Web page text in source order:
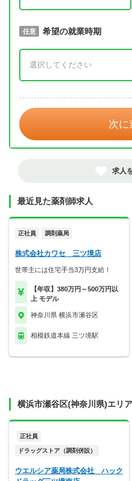
必須 取得予定年
任意 希望の就業時期
次に
求人
最近見た薬剤師求人
正社員 調剤薬局
株式会社カワセ 三ツ境店
世帯主には住宅手当3万円支給！
【年収】380万円～500万円以
上 モデル
神奈川県 横浜市瀬谷区
相模鉄道本線 三ツ境駅
横浜市瀬谷区(神奈川県)エリ
正社員
ドラッグストア（調剤併設）
ウエルシア薬局株式会社 ハック